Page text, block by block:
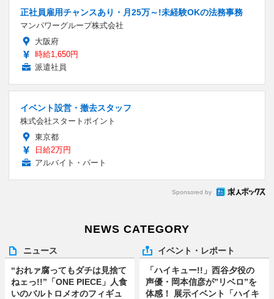
正社員雇用チャンスあり・月25万～!未経験OKの法務事務
マンパワーグループ株式会社
大阪府
時給1,650円
派遣社員
イベント設営・撤去スタッフ
株式会社スタートポイント
東京都
日給2万円
アルバイト・パート
Sponsored by
NEWS CATEGORY
ニュース
“おれァ腐ってもダチは見捨て
ねェっ!!”「ONE PIECE」人食
いのバルトロメオのフィギュ
イベント・レポート
「ハイキュー!!」西谷夕役の
声優・岡本信彦が”リベロ”を
体感！ 展示イベント「ハイキ